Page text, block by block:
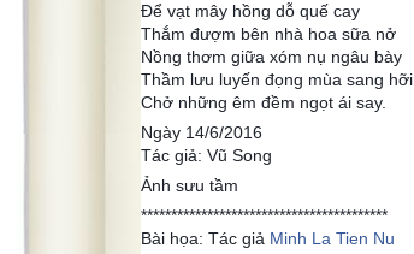
Để vạt mây hồng dỗ quế cay
Thắm đượm bên nhà hoa sữa nở
Nồng thơm giữa xóm nụ ngâu bày
Thầm lưu luyến đọng mùa sang hỡi
Chở những êm đềm ngọt ái say.
Ngày 14/6/2016
Tác giả: Vũ Song
Ảnh sưu tầm
*****************************************
Bài họa: Tác giả Minh La Tien Nu